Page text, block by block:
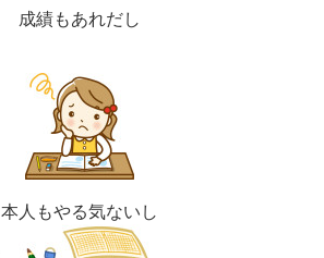
成績もあれだし
本人もやる気ないし